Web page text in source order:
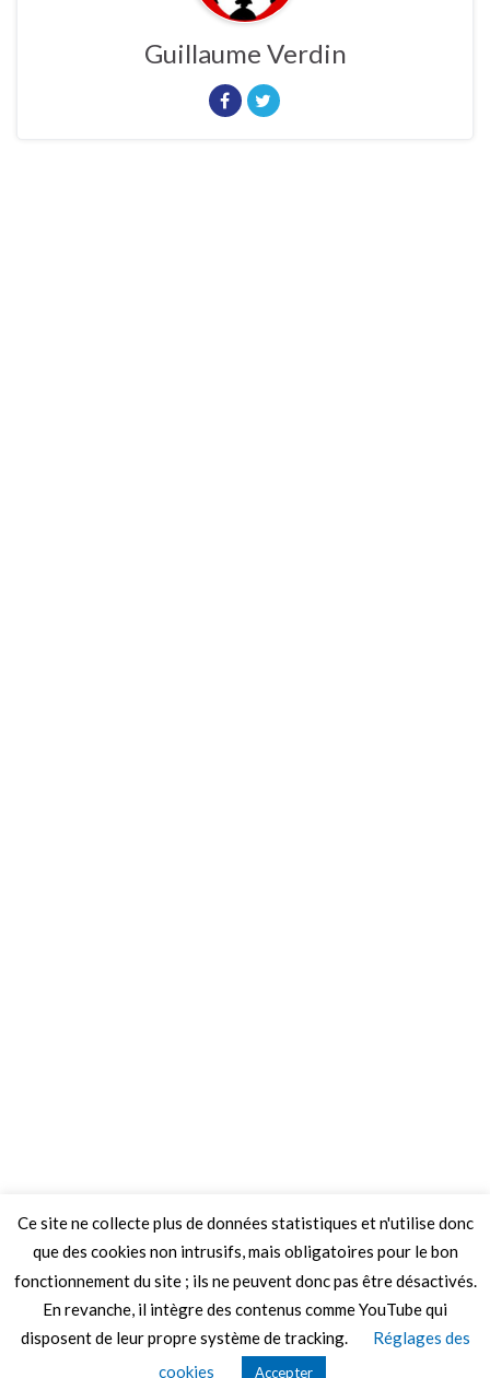
Guillaume Verdin
Ce site ne collecte plus de données statistiques et n'utilise donc
que des cookies non intrusifs, mais obligatoires pour le bon
fonctionnement du site ; ils ne peuvent donc pas être désactivés.
En revanche, il intègre des contenus comme YouTube qui
disposent de leur propre système de tracking.
Réglages des
cookies
Accepter